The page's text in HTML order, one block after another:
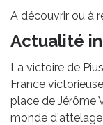
A découvrir ou à
Actualité
La victoire de
France
place de Jérôme
monde d'attelage